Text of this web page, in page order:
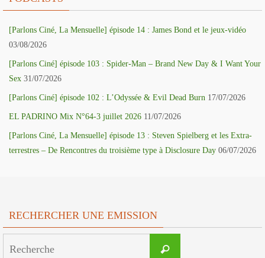
[Parlons Ciné, La Mensuelle] épisode 14 : James Bond et le jeux-vidéo
03/08/2026
[Parlons Ciné] épisode 103 : Spider-Man – Brand New Day & I Want Your
Sex 31/07/2026
[Parlons Ciné] épisode 102 : L’Odyssée & Evil Dead Burn 17/07/2026
EL PADRINO Mix N°64-3 juillet 2026 11/07/2026
[Parlons Ciné, La Mensuelle] épisode 13 : Steven Spielberg et les Extra-
terrestres – De Rencontres du troisième type à Disclosure Day 06/07/2026
RECHERCHER UNE EMISSION
Recherche